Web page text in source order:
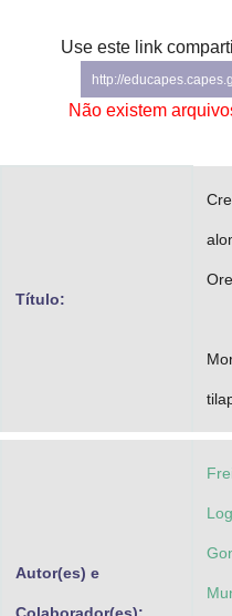
Secretaria de Governo
Gabinete de Segurança Institucional
Use este link
http://
Não existem
Título:
Autor(es) e